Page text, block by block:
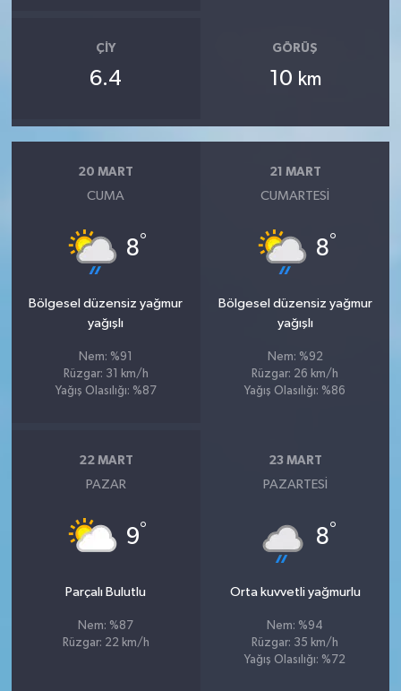
ÇIY
6.4
GÖRÜŞ
10 km
20 MART
CUMA
8°
Bölgesel düzensiz yağmur
yağışlı
Nem: %91
Rüzgar: 31 km/h
Yağış Olasılığı: %87
21 MART
CUMARTESI
8°
Bölgesel düzensiz yağmur
yağışlı
Nem: %92
Rüzgar: 26 km/h
Yağış Olasılığı: %86
22 MART
PAZAR
9°
Parçalı Bulutlu
Nem: %87
Rüzgar: 22 km/h
23 MART
PAZARTESI
8°
Orta kuvvetli yağmurlu
Nem: %94
Rüzgar: 35 km/h
Yağış Olasılığı: %72